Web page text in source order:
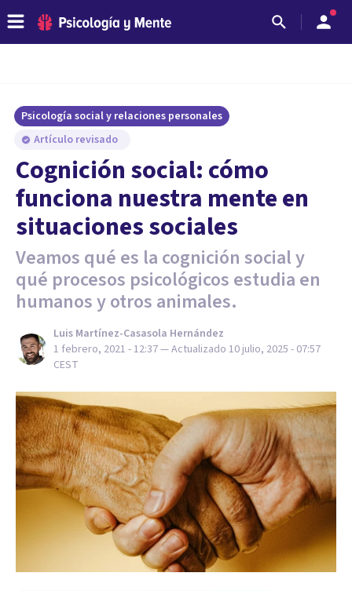
Psicología social y relaciones personales
Artículo revisado
Cognición social: cómo
funciona nuestra mente en
situaciones sociales
Veamos qué es la cognición social y
qué procesos psicológicos estudia en
humanos y otros animales.
Luis Martínez-Casasola Hernández
1 febrero, 2021 - 12:37— Actualizado 10 julio, 2025 - 07:57
CEST